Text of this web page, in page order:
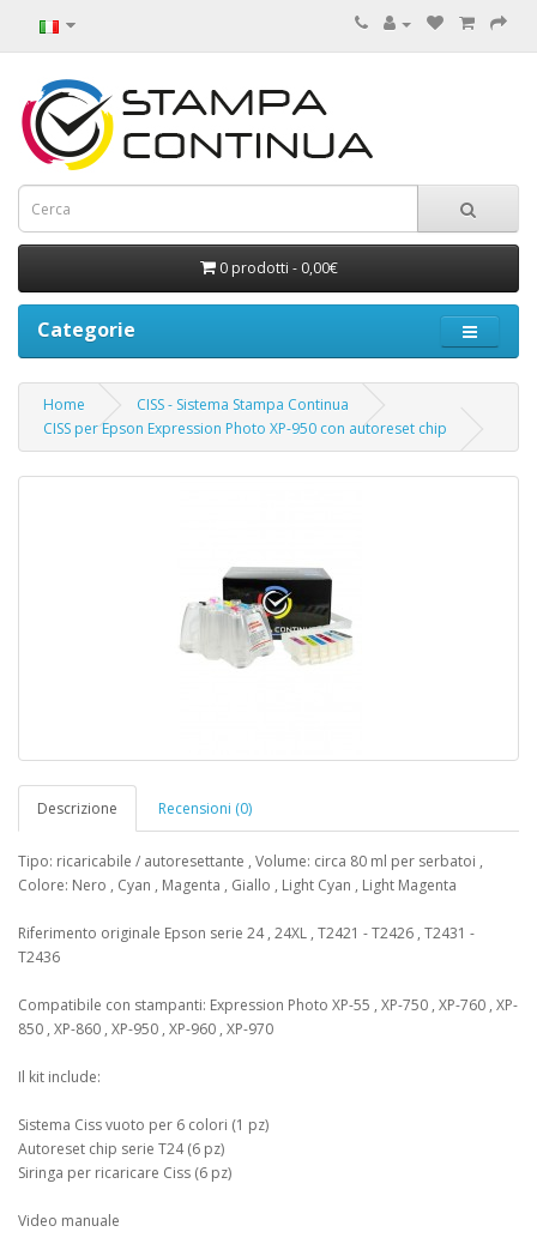
0 prodotti - 0,00€
Categorie
Home
CISS - Sistema Stampa Continua
CISS per Epson Expression Photo XP-950 con autoreset chip
Descrizione Recensioni (0)
Tipo: ricaricabile / autoresettante , Volume: circa 80 ml per serbatoi ,
Colore: Nero , Cyan , Magenta , Giallo , Light Cyan , Light Magenta
Riferimento originale Epson serie 24 , 24XL , T2421 - T2426 , T2431 -
T2436
Compatibile con stampanti: Expression Photo XP-55 , XP-750 , XP-760 , XP-
850 , XP-860 , XP-950 , XP-960 , XP-970
Il kit include:
Sistema Ciss vuoto per 6 colori (1 pz)
Autoreset chip serie T24 (6 pz)
Siringa per ricaricare Ciss (6 pz)
Video manuale